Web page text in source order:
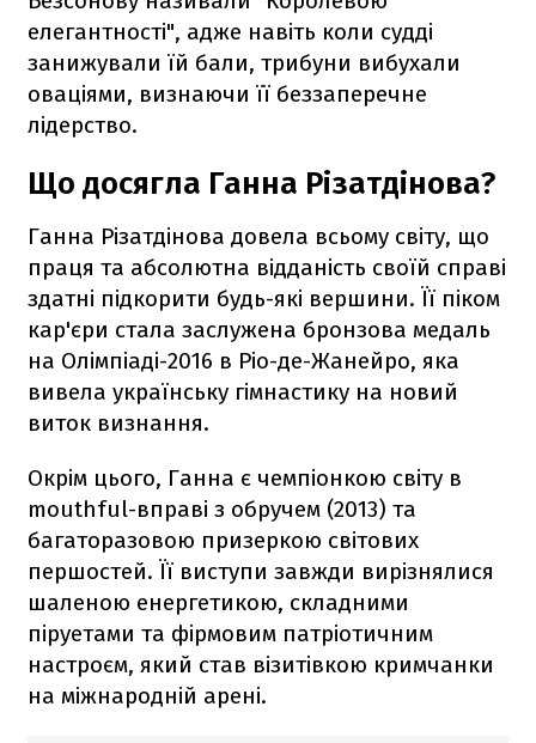
елегантності", адже навіть коли судді
занижували їй бали, трибуни вибухали
оваціями, визнаючи її беззаперечне
лідерство.
Що досягла Ганна Різатдінова?
Ганна Різатдінова довела всьому світу, що
праця та абсолютна відданість своїй справі
здатні підкорити будь-які вершини. Її піком
кар'єри стала заслужена бронзова медаль
на Олімпіаді-2016 в Ріо-де-Жанейро, яка
вивела українську гімнастику на новий
виток визнання.
Окрім цього, Ганна є чемпіонкою світу в
mouthful-вправі з обручем (2013) та
багаторазовою призеркою світових
першостей. Її виступи завжди вирізнялися
шаленою енергетикою, складними
піруетами та фірмовим патріотичним
настроєм, який став візитівкою кримчанки
на міжнародній арені.